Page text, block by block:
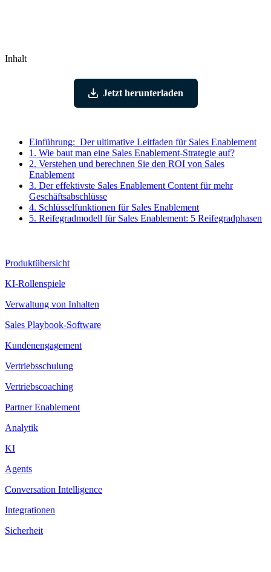
Inhalt
Jetzt herunterladen
Einführung: Der ultimative Leitfaden für Sales Enablement
1. Wie baut man eine Sales Enablement-Strategie auf?
2. Verstehen und berechnen Sie den ROI von Sales
Enablement
3. Der effektivste Sales Enablement Content für mehr
Geschäftsabschlüsse
4. Schlüsselfunktionen für Sales Enablement
5. Reifegradmodell für Sales Enablement: 5 Reifegradphasen
Produktübersicht
KI-Rollenspiele
Verwaltung von Inhalten
Sales Playbook-Software
Kundenengagement
Vertriebsschulung
Vertriebscoaching
Partner Enablement
Analytik
KI
Agents
Conversation Intelligence
Integrationen
Sicherheit